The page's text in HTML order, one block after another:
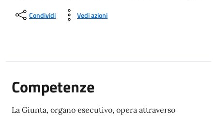
Condividi Vedi azioni
Competenze
La Giunta, organo esecutivo, opera attraverso